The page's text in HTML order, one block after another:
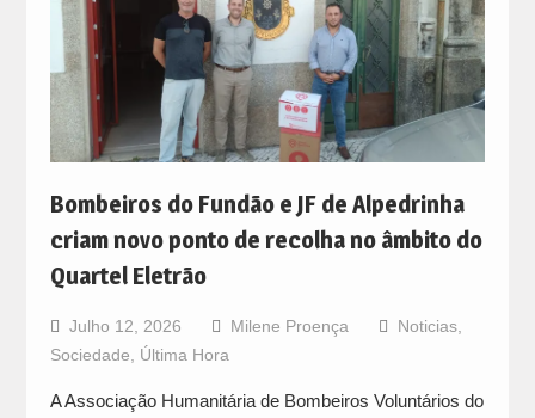
Bombeiros do Fundão e JF de Alpedrinha
criam novo ponto de recolha no âmbito do
Quartel Eletrão
Julho 12, 2026 Milene Proença Noticias,
Sociedade
Última Hora
A Associação Humanitária de Bombeiros Voluntários do